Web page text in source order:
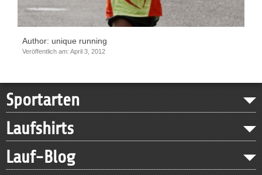
Author: unique running
Veröffentlich am: April 3, 2012
Sportarten
Laufshirts
Lauf-Blog